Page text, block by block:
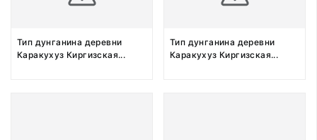
Тип дунганина деревни
Каракухуз Киргизская...
Тип дунганина деревни
Каракухуз Киргизская...